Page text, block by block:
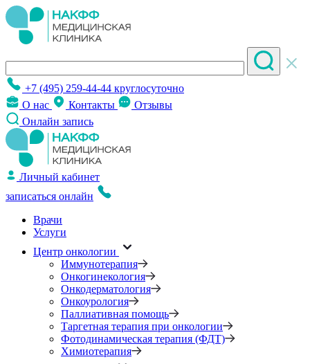
+7 (495) 259-44-44 круглосуточно
О нас
Контакты
Отзывы
Онлайн запись
Личный кабинет
записаться онлайн
Врачи
Услуги
Центр онкологии
Иммунотерапия
Онкогинекология
Онкодерматология
Онкоурология
Паллиативная помощь
Таргетная терапия при онкологии
Фотодинамическая терапия (ФДТ)
Химиотерапия